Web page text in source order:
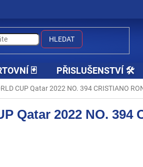
HLEDAT
🃏 PŘISLUŠENSTVÍ 🛠️
CUP Qatar 2022 NO. 394 CRISTIANO
Qatar 2022 NO. 394